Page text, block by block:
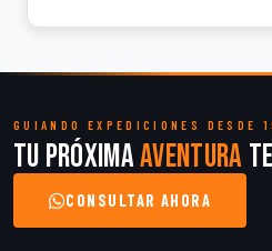
GUIANDO EXPEDICIONES DESDE
Tu próximaaventura
CONSULTAR AHORA